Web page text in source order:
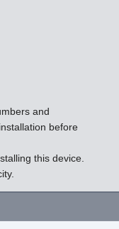
and
before
this device.